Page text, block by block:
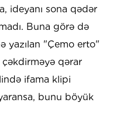
ideyanı sona qədər
Buna görə də
yazılan "Çemo erto"
çəkdirməyə qərar
ifama klipi
bunu böyük